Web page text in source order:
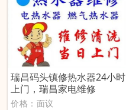
瑞昌码头镇修热水器24小时
上门，瑞昌家电维修
价格：面议